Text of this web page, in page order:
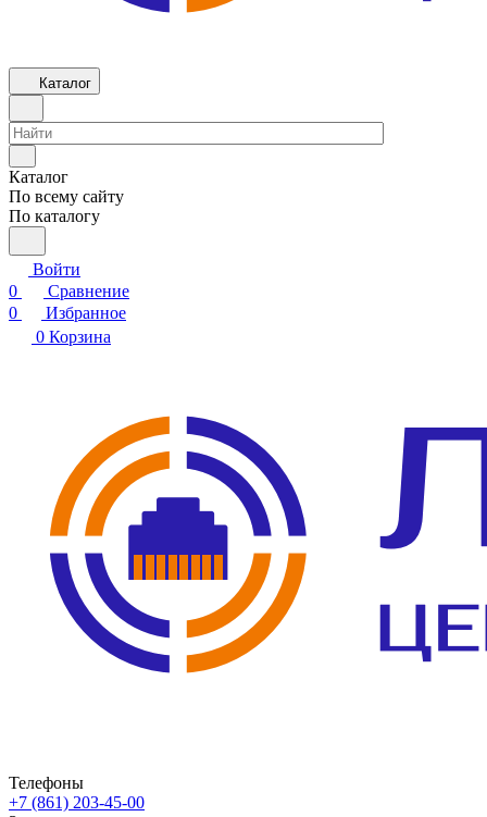
Каталог
Каталог
По всему сайту
По каталогу
Войти
0
Сравнение
0
Избранное
0 Корзина
Телефоны
+7 (861) 203-45-00